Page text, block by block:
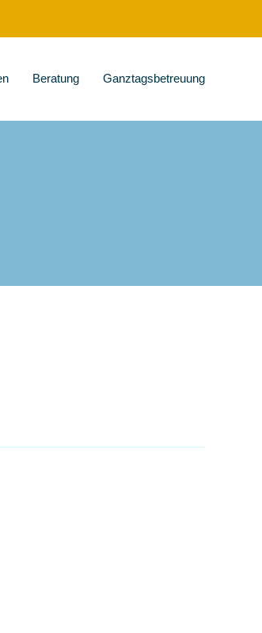
Beratung Ganztagsbetreuung